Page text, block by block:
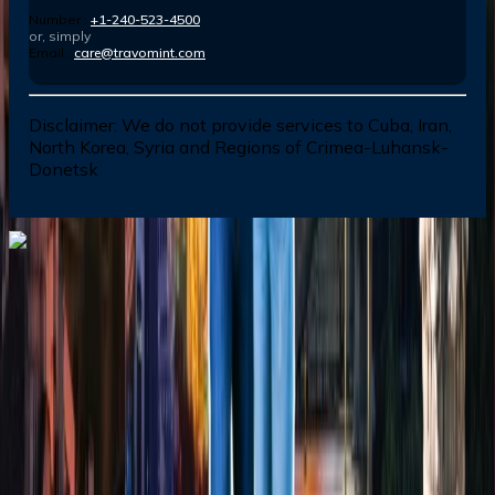
Number : +1-240-523-4500
or, simply
Email : care@travomint.com
Disclaimer: We do not provide services to Cuba, Iran,
North Korea, Syria and Regions of Crimea-Luhansk-
Donetsk
Dial In for Bigger Savings: Exclusive Deals!
+1-240-523-4500
+1-240-523-4500